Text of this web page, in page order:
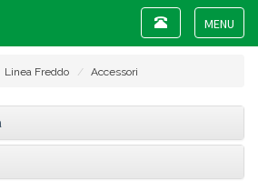
Toggle
Toggle
navigation
Linea Freddo Accessori